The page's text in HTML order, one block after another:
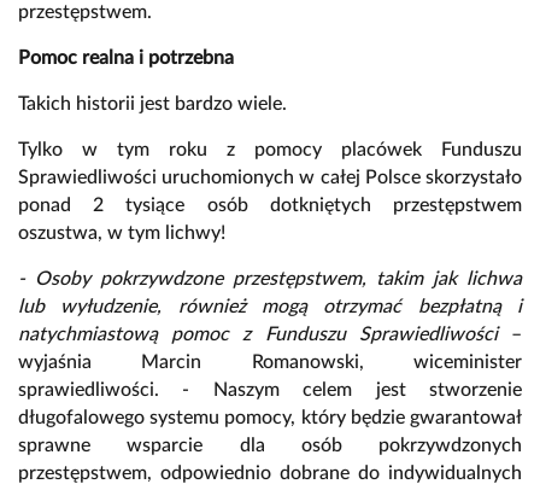
przestępstwem.
Pomoc realna i potrzebna
Takich historii jest bardzo wiele.
Tylko w tym roku z pomocy placówek Funduszu
Sprawiedliwości uruchomionych w całej Polsce skorzystało
ponad 2 tysiące osób dotkniętych przestępstwem
oszustwa, w tym lichwy!
- Osoby pokrzywdzone przestępstwem, takim jak lichwa
lub wyłudzenie, również mogą otrzymać bezpłatną i
natychmiastową pomoc z Funduszu Sprawiedliwości –
wyjaśnia Marcin Romanowski, wiceminister
sprawiedliwości. - Naszym celem jest stworzenie
długofalowego systemu pomocy, który będzie gwarantował
sprawne wsparcie dla osób pokrzywdzonych
przestępstwem, odpowiednio dobrane do indywidualnych